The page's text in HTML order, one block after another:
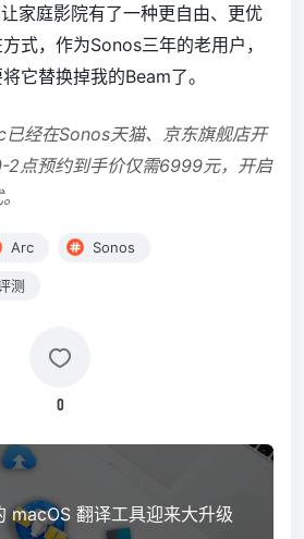
家庭影院有了一种更自由、更优
式，作为Sonos三年的老用户，
它替换掉我的Beam了。
经在Sonos天猫、京东旗舰店开
2点预约到手价仅需6999元，开启
Arc Sonos
测
0
macOS 翻译工具迎来大升级